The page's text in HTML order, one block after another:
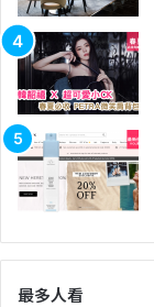
最多人看